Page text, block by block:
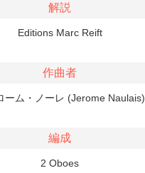
解説
Editions Marc Reift
作曲者
ーム・ノーレ (Jerome Naulais)
編成
2 Oboes